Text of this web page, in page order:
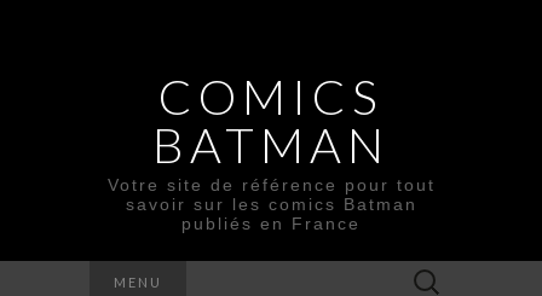
COMICS
BATMAN
Votre site de référence pour tout
savoir sur les comics Batman
publiés en France
MENU Rechercher :